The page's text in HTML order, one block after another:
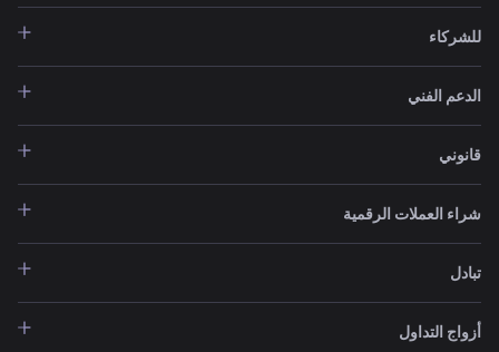
للشركاء
الدعم الفني
قانوني
شراء العملات الرقمية
تبادل
أزواج التداول